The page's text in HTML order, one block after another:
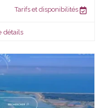
Tarifs et disponibilités
détails